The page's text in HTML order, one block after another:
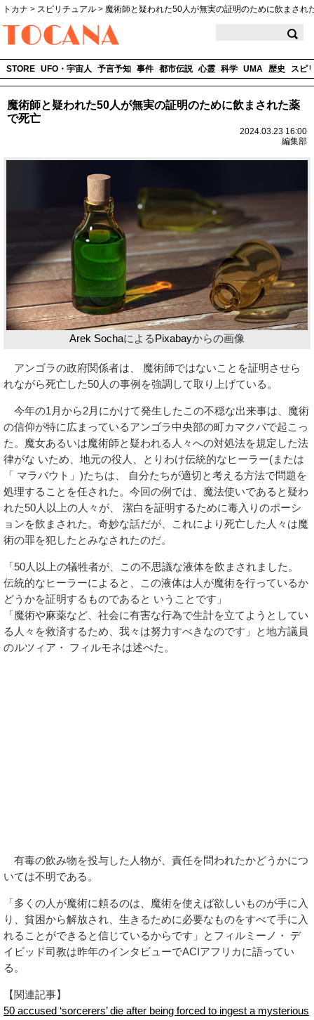
トカナ > スピリチュアル > 魔術師と疑われた50人が無実の証明のために飲まされ
STORE UFO・宇宙人 予言予知 事件 都市伝説 心霊 科学 UMA 歴史 スピ
魔術師と疑われた50人が無実の証明のために飲まされた薬
で死亡
2024.03.23 16:00
編集部
Arek SochaによるPixabayからの画像
アンゴラの政府関係者は、 魔術師ではないことを証明させら
れながら死亡した50人の事例を強調して取り上げている。
今年の1月から2月にかけて発生したこの不穏な出来事は、魔術
の信仰が特に広まっているアンゴラ中央部の町カマクパで起こっ
た。魔女あるいは魔術師と疑われる人々への対処法を規定した法
律がな いため、地元の役人、とりわけ伝統的なヒーラー(または
「 マラバウト」)たちは、 自分たちが適切と考える方法で問題を
処理することを任された。今回の例では、魔法使いであると疑わ
れた50人以上の人々が、 潔白を証明するために毒入りのポーシ
ョンを飲まされた。奇妙な話だが、これにより死亡した人々は魔
術の罪を犯したとみなされたのだ。
「50人以上の犠牲者が、この不思議な液体を飲まされました。
伝統的なヒーラーによると、この液体は人が魔術を行っているか
どうかを証明するものであると いうことです」
「魔術や麻薬など、社会に有害な行為で生計を立てようとしてい
る人々を救済するため、我々は努力すべきなのです」と地方議員
のルツィア・ フィルモネは述べた。
有毒の飲み物を投与した人物が、責任を問われたかどうかにつ
いては不明である。
「多くの人が魔術に頼るのは、魔術を使えば欲しいものが手に入
り、貧困から解放され、生きるために必要なものをすべて手に入
れることができると信じているからです」とフィルミーノ・ デ
イビッド司教は昨年のインタビューでACIアフリカに語ってい
る。
【関連記事】
50 accused ‘sorcerers’ die after being forced to ingest a mysterious